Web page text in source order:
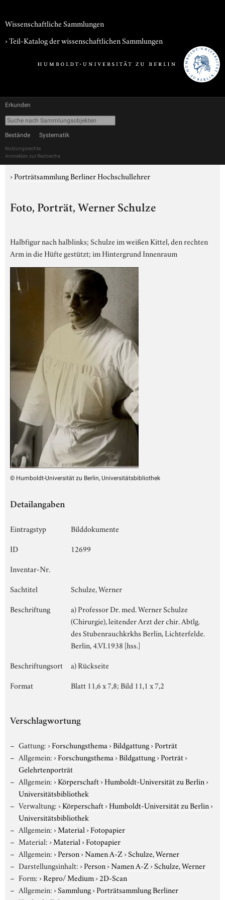
Wissenschaftliche Sammlungen
› Teil-Katalog der wissenschaftlichen Sammlungen
Erkunden
Bestände Systematik
Nutzungsrechte
Anmelden zur Recherche
›Porträtsammlung Berliner Hochschullehrer
Foto, Porträt, Werner Schulze
Halbfigur nach halblinks; Schulze im weißen Kittel, den rechten
Arm in die Hüfte gestützt; im Hintergrund Innenraum
© Humboldt-Universität zu Berlin, Universitätsbibliothek
Detailangaben
Eintragstyp
Bilddokumente
ID
12699
Inventar-Nr.
Sachtitel
Schulze, Werner
Beschriftung
a) Professor Dr. med. Werner Schulze
(Chirurgie), leitender Arzt der chir. Abtlg.
des Stubenrauchkrkhs Berlin, Lichterfelde.
Berlin, 4.VI.1938 [hss.]
Beschriftungsort
a) Rückseite
Format
Blatt 11,6 x 7,8; Bild 11,1 x 7,2
Verschlagwortung
Gattung:›Forschungsthema›Bildgattung›Porträt
Allgemein:›Forschungsthema›Bildgattung›Porträt›
Gelehrtenporträt
Allgemein:›Körperschaft›Humboldt-Universität zu Berlin›
Universitätsbibliothek
Verwaltung:›Körperschaft›Humboldt-Universität zu Berlin›
Universitätsbibliothek
Allgemein:›Material›Fotopapier
Material:›Material›Fotopapier
Allgemein:›Person›Namen A-Z›Schulze, Werner
Darstellungsinhalt:›Person›Namen A-Z›Schulze, Werner
Form:›Repro/ Medium›2D-Scan
Allgemein:›Sammlung›Porträtsammlung Berliner